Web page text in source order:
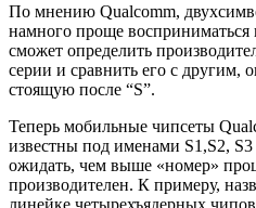
По мнению Qualcomm,
намного проще восприниматься
сможет определить
серии и сравнить его с другим,
стоящую после “S”.
Теперь мобильные чипсеты
известны под именами S1,S2,
ожидать, чем выше «номер»
производителен. К примеру,
линейке четырехъядерных